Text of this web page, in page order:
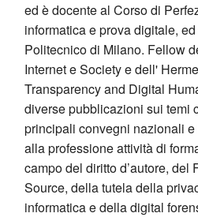
ed è docente al Corso di
informatica e prova digitale,
Politecnico di Milano. Fellow
Internet e Society e dell'
Transparency and Digital
diverse pubblicazioni sui temi
principali convegni nazionali
alla professione attività di
campo del diritto d’autore, del
Source, della tutela della
informatica e della digital